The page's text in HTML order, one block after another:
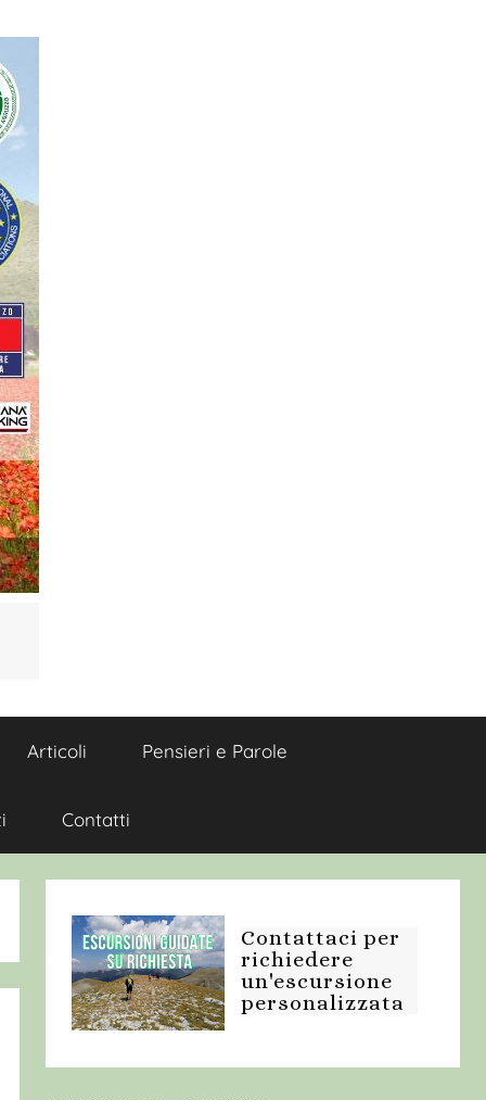
Articoli Pensieri e Parole
Contatti
Contattaci per
richiedere
un'escursione
personalizzata